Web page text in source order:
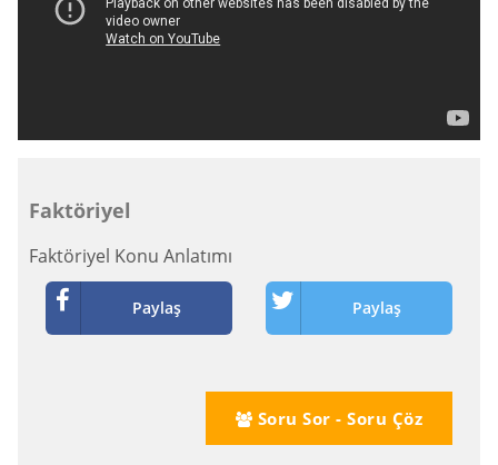
Faktöriyel
Faktöriyel Konu Anlatımı
Paylaş Paylaş
Soru Sor - Soru Çöz